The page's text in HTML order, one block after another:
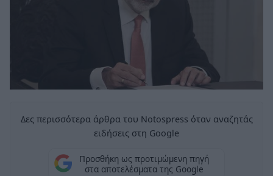
Δες περισσότερα άρθρα του Notospress όταν αναζητάς
ειδήσεις στη Google
Προσθήκη ως προτιμώμενη πηγή
στα αποτελέσματα της Google